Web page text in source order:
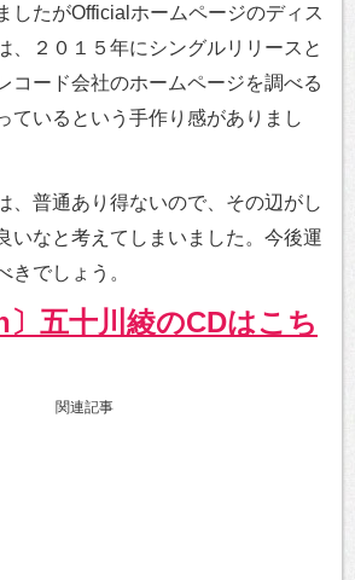
したがOfficialホームページのディス
、２０１５年にシングルリリースと
コード会社のホームページを調べる
ているという手作り感がありまし
、普通あり得ないので、その辺がし
いなと考えてしまいました。今後運
きでしょう。
〕五十川綾のCDはこち
関連記事